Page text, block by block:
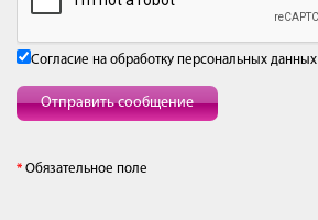
Согласие на обработку персональных данных
Отправить сообщение
* Обязательное поле